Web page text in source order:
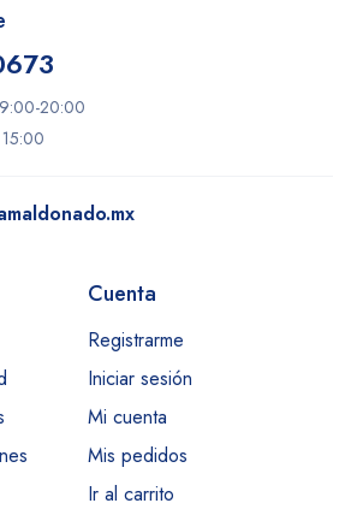
9:00-20:00
Cuenta
Registrarme
Iniciar sesión
Mi cuenta
Mis pedidos
Ir al carrito